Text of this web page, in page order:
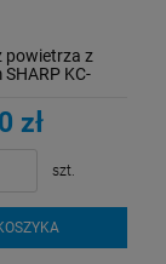
powietrza z
KC-
zł
szt.